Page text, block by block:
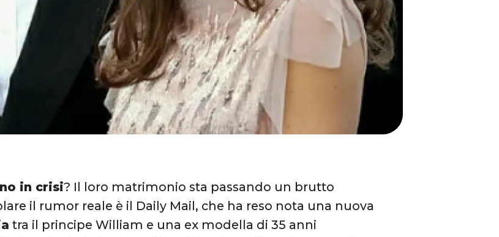
in crisi? Il loro matrimonio sta passando un brutto
il rumor reale è il Daily Mail, che ha reso nota una nuova
tra il principe William e una ex modella di 35 anni